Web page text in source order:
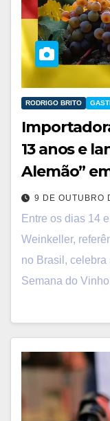
RODRIGO BRITO
13 anos e
Alemão”
9 DE OUTUBRO
Entre os dias 14
Weinkeller,
no Brasil, celebra
Semana do